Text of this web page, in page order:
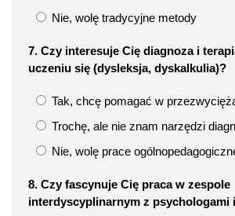
Nie, wolę tradycyjne metody
7. Czy interesuje Cię diagnoza i
uczeniu się (dysleksja, dyskalkulia)?
Tak, chcę pomagać w
Trochę, ale nie znam narzędzi
Nie, wolę prace
8. Czy fascynuje Cię praca w zespole
interdyscyplinarnym z psychologami